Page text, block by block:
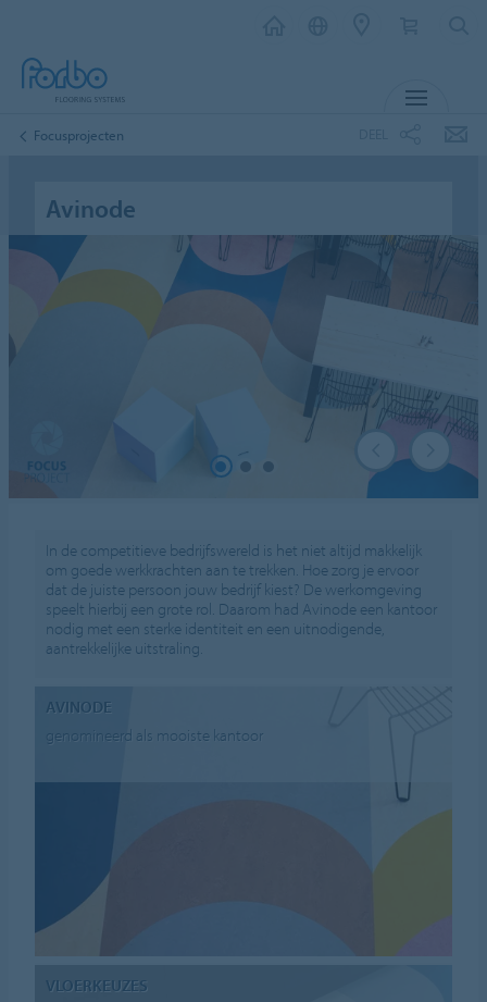
Focusprojecten
Avinode
In de competitieve bedrijfswereld is het niet altijd makkelijk
om goede werkkrachten aan te trekken. Hoe zorg je ervoor
dat de juiste persoon jouw bedrijf kiest? De werkomgeving
speelt hierbij een grote rol. Daarom had Avinode een kantoor
nodig met een sterke identiteit en een uitnodigende,
aantrekkelijke uitstraling.
AVINODE
genomineerd als mooiste kantoor
VLOERKEUZES